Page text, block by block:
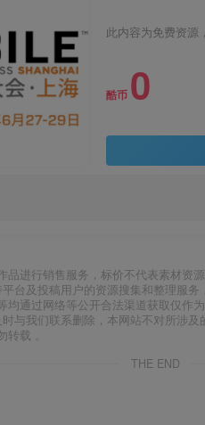
此内容为免费资源
酷币 0
品进行销售服务，标价不代表素材资
台及投稿用户的资源搜集和整理服务
均通过网络等公开合法渠道获取仅作
与我们联系删除，本网站不对所涉及
载 。
THE END